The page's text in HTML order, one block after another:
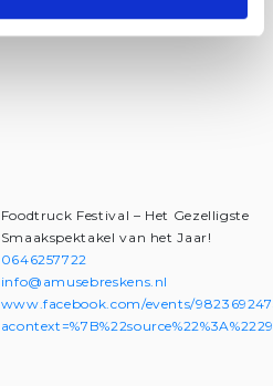
Foodtruck Festival – Het Gezelligste
Smaakspektakel van het Jaar!
0646257722
info@amusebreskens.nl
www.facebook.com/events/